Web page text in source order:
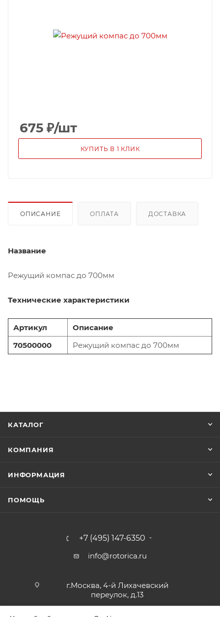
675 ₽/шт
КУПИТЬ В 1 КЛИК
ОПИСАНИЕ ОПЛАТА ДОСТАВКА
Название
Режущий компас до 700мм
Технические характеристики
Артикул
Описание
70500000
Режущий компас до 700мм
КАТАЛОГ
КОМПАНИЯ
ИНФОРМАЦИЯ
ПОМОЩЬ
+7 (495) 147-6350
info@rotorica.ru
г.Москва, 4-й Лихачевский
переулок, д.13